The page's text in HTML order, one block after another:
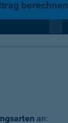
berechnen
an: